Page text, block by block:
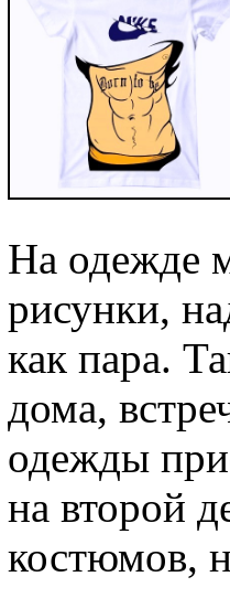
На одежде
рисунки,
как пара.
дома,
одежды
на второй
костюмов,